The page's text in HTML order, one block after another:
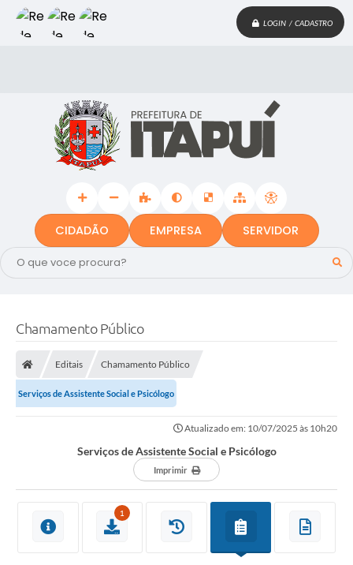
LOGIN / CADASTRO
CIDADÃO EMPRESA SERVIDOR
Chamamento Público
Editais Chamamento Público
Serviços de Assistente Social e Psicólogo
Atualizado em: 10/07/2025 às 10h20
Serviços de Assistente Social e Psicólogo
Imprimir
1